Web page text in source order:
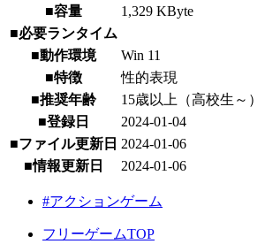
■容量
1,329 KByte
■必要ランタイム
■動作環境
Win 11
■特徴
性的表現
■推奨年齢
15歳以上（高校生～）
■登録日
2024-01-04
■ファイル更新日 2024-01-06
■情報更新日
2024-01-06
#アクションゲーム
フリーゲームTOP